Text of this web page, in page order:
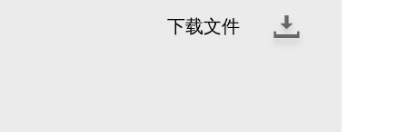
下载文件